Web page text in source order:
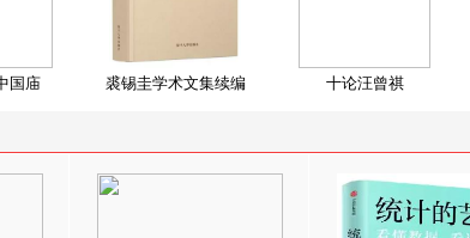
国庙 裘锡圭学术文集续编 十论汪曾祺